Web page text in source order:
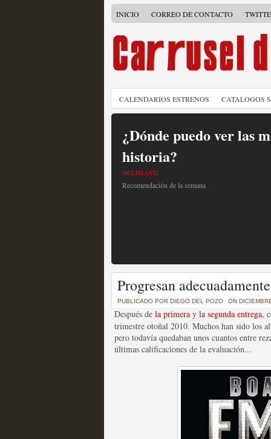
INICIO CORREO DE CONTACTO
CALENDARIOS ESTRENOS CATALOGOS
¿Dónde puedo ver las
historia?
MOLTISANTI
Recomendación de la semana
Un recorrido por todas
of Thrones a través de
MOLTISANTI
Recomendación de la semana
La burbuja de los
Progresan
PUBLICADO POR DIEGO DEL POZO ON
Después de la primera y la segunda entrega,
trimestre otoñal 2010. Muchos han sido los
pero todavía quedaban unos cuantos entre
últimas calificaciones de la evaluación...